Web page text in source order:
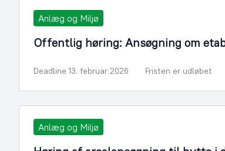
Anlæg og Miljø
Offentlig høring: Ansøgning om
Deadline 13. februar 2026 Fristen er udløbet
Anlæg og Miljø